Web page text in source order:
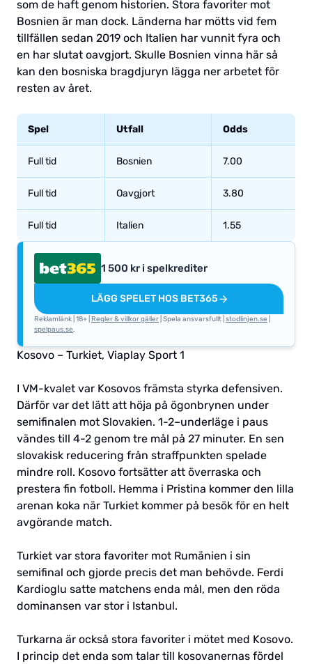
som de haft genom historien. Stora favoriter mot
Bosnien är man dock. Länderna har mötts vid fem
tillfällen sedan 2019 och Italien har vunnit fyra och
en har slutat oavgjort. Skulle Bosnien vinna här så
kan den bosniska bragdjuryn lägga ner arbetet för
resten av året.
Spel Utfall Odds
Full tid Bosnien 7.00
Full tid Oavgjort 3.80
Full tid Italien 1.55
1 500 kr i spelkrediter
LÄGG SPELET HOS BET365
Reklamlänk | 18+ | Regler & villkor gäller | Spela ansvarsfullt | stodlinjen.se
spelpaus.se.
Kosovo – Turkiet, Viaplay Sport 1
I VM-kvalet var Kosovos främsta styrka defensiven.
Därför var det lätt att höja på ögonbrynen under
semifinalen mot Slovakien. 1-2–underläge i paus
vändes till 4-2 genom tre mål på 27 minuter. En sen
slovakisk reducering från straffpunkten spelade
mindre roll. Kosovo fortsätter att överraska och
prestera fin fotboll. Hemma i Pristina kommer den lilla
arenan koka när Turkiet kommer på besök för en helt
avgörande match.
Turkiet var stora favoriter mot Rumänien i sin
semifinal och gjorde precis det man behövde. Ferdi
Kardioglu satte matchens enda mål, men den röda
dominansen var stor i Istanbul.
Turkarna är också stora favoriter i mötet med Kosovo.
I princip det enda som talar till kosovanernas fördel